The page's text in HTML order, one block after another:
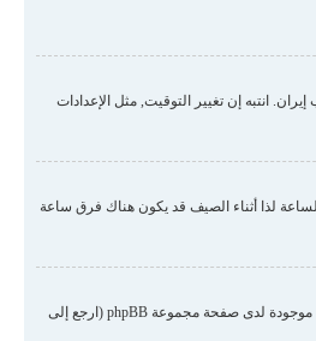
انتبه إن تغيير التوقيت, مثل الإعدادات
لذا أثناء الصيف قد يكون هناك فرق ساعة
هناك احتمال أن المسؤول لم يضع لغتك من ضمن اللغات المنصبة أو لم يقم أحد بترجمة المنتدى للغتك. حاول الطلب من المسؤول أن ينصب لغتك في المنتدى, إن لم تكن موجودة لم لا تبدأ بالترجمة؟. المزيد من المعلومات موجودة لدى صفحة مجموعة phpBB (ارجع إلى